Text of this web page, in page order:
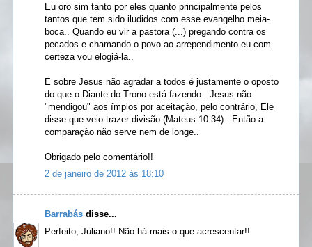
Eu oro sim tanto por eles quanto principalmente pelos
tantos que tem sido iludidos com esse evangelho meia-
boca.. Quando eu vir a pastora (...) pregando contra os
pecados e chamando o povo ao arrependimento eu com
certeza vou elogiá-la..
E sobre Jesus não agradar a todos é justamente o oposto
do que o Diante do Trono está fazendo.. Jesus não
"mendigou" aos ímpios por aceitação, pelo contrário, Ele
disse que veio trazer divisão (Mateus 10:34).. Então a
comparação não serve nem de longe..
Obrigado pelo comentário!!
2 de janeiro de 2012 às 18:10
Barrabás disse...
Perfeito, Juliano!! Não há mais o que acrescentar!!